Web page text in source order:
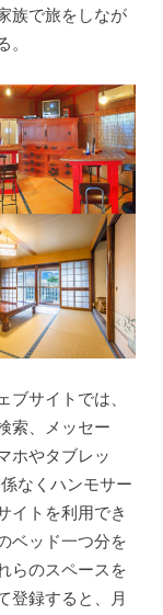
族で旅をしなが
サイトでは、
索、メッセー
ホやタブレッ
なくハンモサー
イトを利用でき
ベッド一つ分を
らのスペースを
登録すると、月